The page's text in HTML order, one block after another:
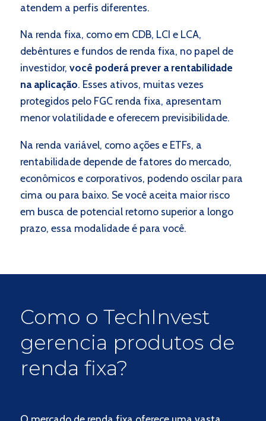
atendem a perfis diferentes.
Na renda fixa, como em CDB, LCI e LCA,
debêntures e fundos de renda fixa, no papel de
investidor, você poderá prever a rentabilidade
na aplicação. Esses ativos, muitas vezes
protegidos pelo FGC renda fixa, apresentam
menor volatilidade e oferecem previsibilidade.
Na renda variável, como ações e ETFs, a
rentabilidade depende de fatores do mercado,
econômicos e corporativos, podendo oscilar para
cima ou para baixo. Se você aceita maior risco
em busca de potencial retorno superior a longo
prazo, essa modalidade é para você.
Como o TechInvest
gerencia produtos de
renda fixa?